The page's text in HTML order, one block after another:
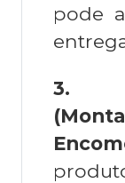
pode
3.